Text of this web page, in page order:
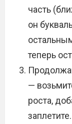
часть
он
теперь
—
роста,